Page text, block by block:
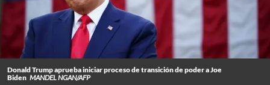
Donald Trump aprueba iniciar proceso de transición de poder a Joe
Biden MANDEL NGAN/AFP